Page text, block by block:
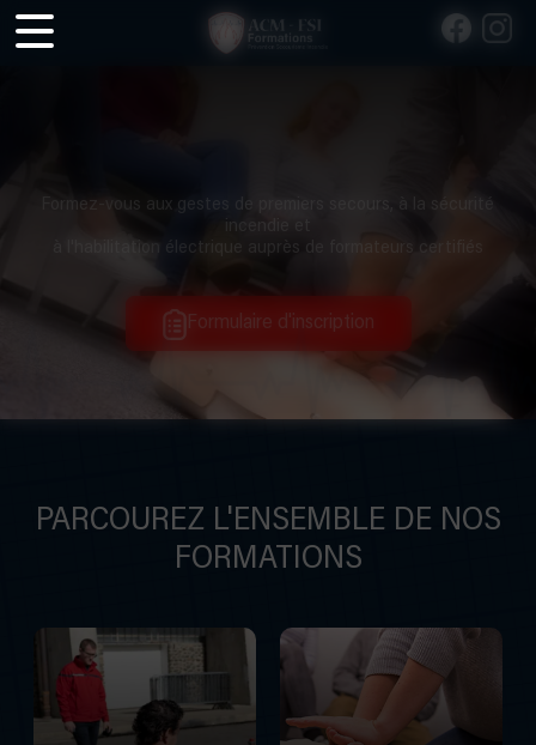
Panneau de gestion des cookies
Formez-vous aux gestes de premiers secours, à la sécurité
incendie et
à l'habilitation électrique auprès de formateurs certifiés
Formulaire d'inscription
PARCOUREZ L'ENSEMBLE DE NOS
FORMATIONS